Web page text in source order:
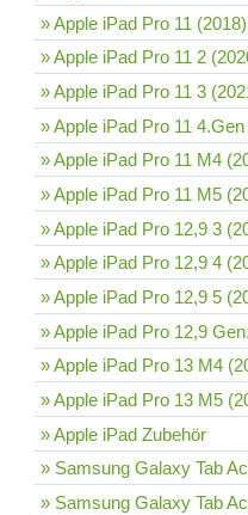
» Apple iPad Pro 11
» Apple iPad Pro 11 2
» Apple iPad Pro 11 3
» Apple iPad Pro 11
» Apple iPad Pro 11 M4
» Apple iPad Pro 11 M5
» Apple iPad Pro 12,9 3
» Apple iPad Pro 12,9 4
» Apple iPad Pro 12,9 5
» Apple iPad Pro 12,9
» Apple iPad Pro 13 M4
» Apple iPad Pro 13 M5
» Apple iPad Zubehör
» Samsung Galaxy Tab
» Samsung Galaxy Tab